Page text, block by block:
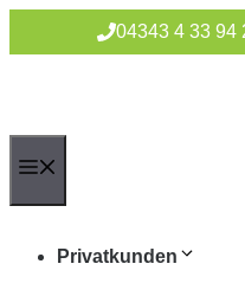
springen
04343 4 33 94
Privatkunden